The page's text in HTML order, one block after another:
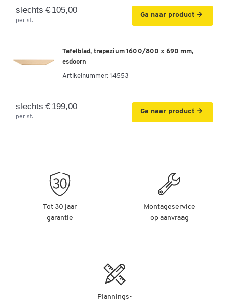
slechts € 105,00
per st.
Ga naar product
Tafelblad, trapezium 1600/800 x 690 mm,
esdoorn
Artikelnummer: 14553
slechts € 199,00
per st.
Ga naar product
Tot 30 jaar
garantie
Montageservice
op aanvraag
Plannings-